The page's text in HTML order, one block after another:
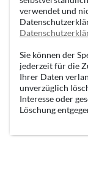
verwendet und
Sie können der
jederzeit für die
Ihrer Daten
unverzüglich
Interesse oder
Löschung